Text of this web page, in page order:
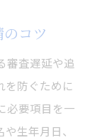
コツ
審査遅延や追
を防ぐために
必要項目を一
生年月日、